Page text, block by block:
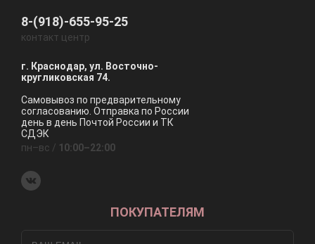
8-(918)-655-95-25
контакт центр
г. Краснодар, ул. Восточно-
кругликовская 74.
Самовывоз по предварительному
согласованию. Отправка по России
день в день Почтой России и ТК
СДЭК
пн–вс / 10:00–22:00
ПОКУПАТЕЛЯМ